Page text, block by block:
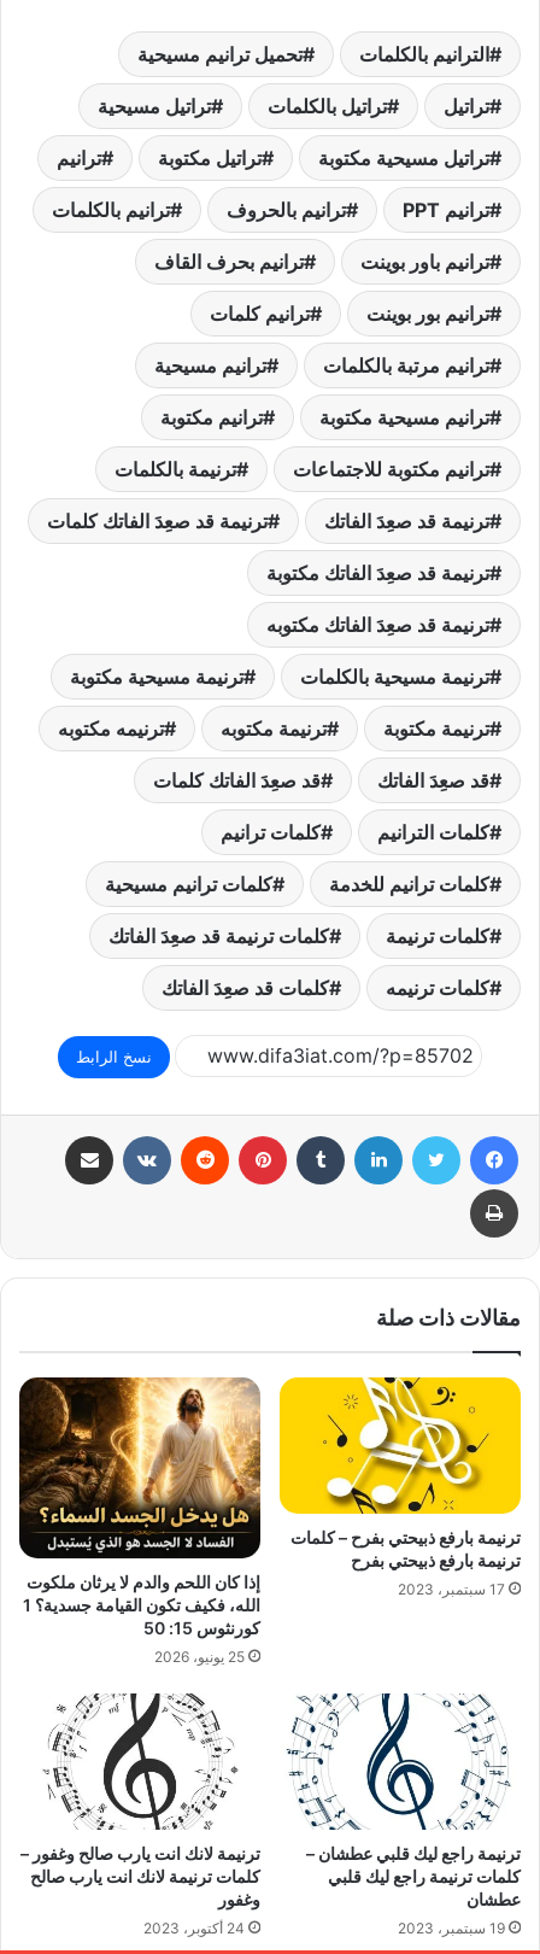
الترانيم بالكلمات تحميل ترانيم مسيحية
تراتيل تراتيل بالكلمات تراتيل مسيحية
تراتيل مسيحية مكتوبة تراتيل مكتوبة ترانيم
ترانيم PPT ترانيم بالحروف ترانيم بالكلمات
ترانيم باور بوينت ترانيم بحرف القاف
ترانيم بور بوينت ترانيم كلمات
ترانيم مرتبة بالكلمات ترانيم مسيحية
ترانيم مسيحية مكتوبة ترانيم مكتوبة
ترانيم مكتوبة للاجتماعات ترنيمة بالكلمات
ترنيمة قد صعِدَ الفاتك ترنيمة قد صعِدَ الفاتك كلمات
ترنيمة قد صعِدَ الفاتك مكتوبة
ترنيمة قد صعِدَ الفاتك مكتوبه
ترنيمة مسيحية بالكلمات ترنيمة مسيحية مكتوبة
ترنيمة مكتوبة ترنيمة مكتوبه ترنيمه مكتوبه
قد صعِدَ الفاتك قد صعِدَ الفاتك كلمات
كلمات الترانيم كلمات ترانيم
كلمات ترانيم للخدمة كلمات ترانيم مسيحية
كلمات ترنيمة كلمات ترنيمة قد صعِدَ الفاتك
كلمات ترنيمه كلمات قد صعِدَ الفاتك
نسخ الرابط
فيسبوك تويتر لينكدإن بينتيريست
طباعة
مقالات ذات صلة
ترنيمة بارفع ذبيحتي بفرح – كلمات
ترنيمة بارفع ذبيحتي بفرح
17 سبتمبر، 2023
إذا كان اللحم والدم لا يرثان ملكوت
الله، فكيف تكون القيامة جسدية؟ 1
كورنثوس 15: 50
25 يونيو، 2026
ترنيمة راجع ليك قلبي عطشان –
كلمات ترنيمة راجع ليك قلبي
عطشان
19 سبتمبر، 2023
ترنيمة لانك انت يارب صالح وغفور –
كلمات ترنيمة لانك انت يارب صالح
وغفور
24 أكتوبر، 2023